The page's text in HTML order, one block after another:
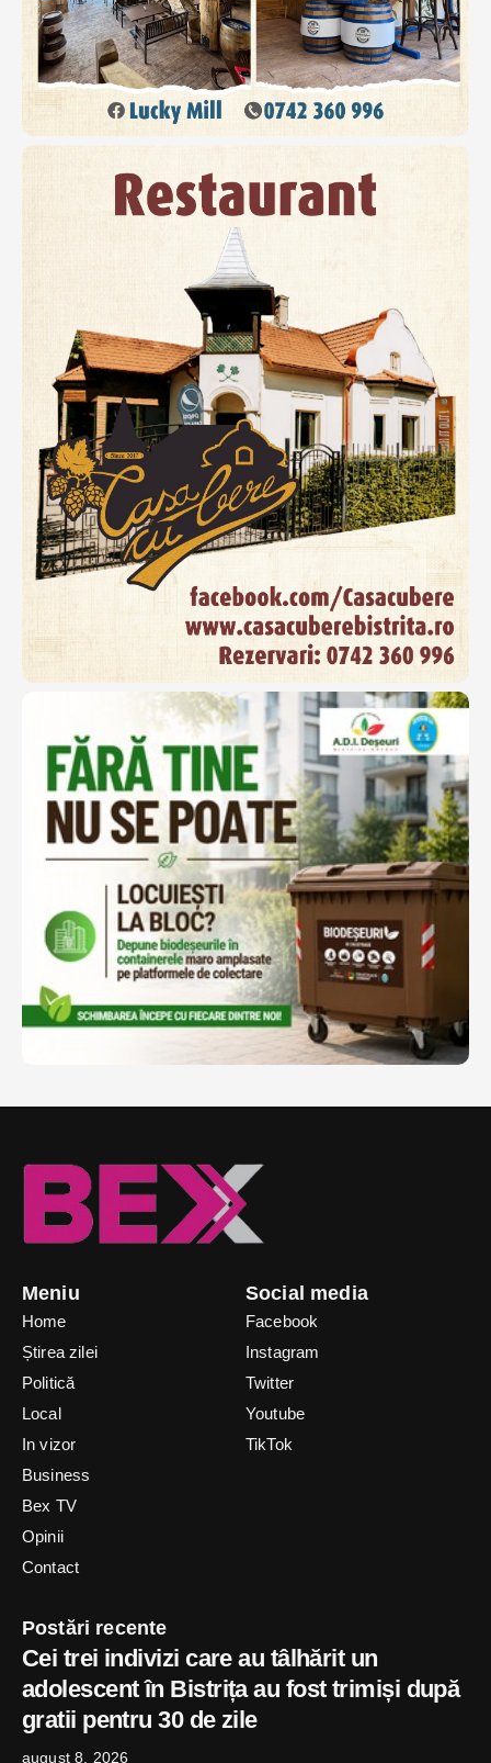
Meniu
Home
Știrea zilei
Politică
Local
In vizor
Business
Bex TV
Opinii
Contact
Social media
Facebook
Instagram
Twitter
Youtube
TikTok
Postări recente
Cei trei indivizi care au tâlhărit un
adolescent în Bistrița au fost trimiși după
gratii pentru 30 de zile
august 8, 2026